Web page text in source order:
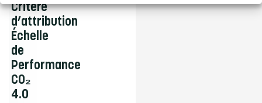
Critère
d’attribution
Échelle
de
Performance
CO₂
4.0